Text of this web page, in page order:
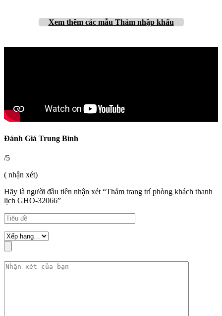
Xem thêm các mẫu Thảm nhập khẩu
Đánh Giá Trung Bình
/5
( nhận xét)
Hãy là người đầu tiên nhận xét “Thảm trang trí phòng khách thanh
lịch GHO-32066”